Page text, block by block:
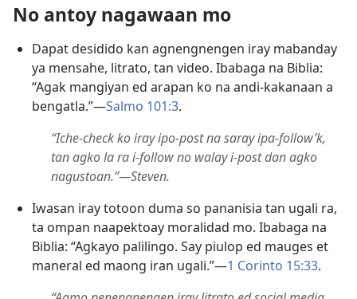
No antoy nagawaan mo
Dapat desidido kan agnengnengen iray mabanday
ya mensahe, litrato, tan video. Ibabaga na Biblia:
“Agak mangiyan ed arapan ko na andi-kakanaan a
bengatla.”​—Salmo 101:3.
“Iche-check ko iray ipo-post na saray ipa-follow’k,
tan agko la ra i-follow no walay i-post dan agko
nagustoan.”​—Steven.
Iwasan iray totoon duma so pananisia tan ugali ra,
ta ompan naapektoay moralidad mo. Ibabaga na
Biblia: “Agkayo palilingo. Say piulop ed mauges et
maneral ed maong iran ugali.”—1 Corinto 15:33.